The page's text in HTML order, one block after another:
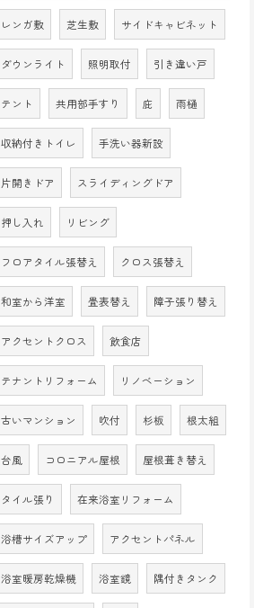
レンガ敷 芝生敷 サイドキャビネット
ダウンライト 照明取付 引き違い戸
テント 共用部手すり 庇 雨樋
収納付きトイレ 手洗い器新設
片開きドア スライディングドア
押し入れ リビング
フロアタイル張替え クロス張替え
和室から洋室 畳表替え 障子張り替え
アクセントクロス 飲食店
テナントリフォーム リノベーション
古いマンション 吹付 杉板 根太組
台風 コロニアル屋根 屋根葺き替え
タイル張り 在来浴室リフォーム
浴槽サイズアップ アクセントパネル
浴室暖房乾燥機 浴室鏡 隅付きタンク